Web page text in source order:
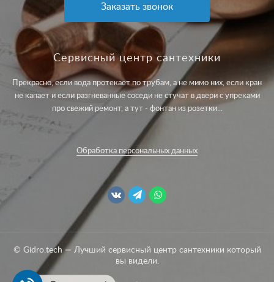
Заказать звонок
Сервисный центр сантехники
Прекрасно, если вода протекает по трубам, а не мимо них, если кран
не капает и если разгневанные соседи не стучат в двери с упреками
про свежий ремонт, а тут - фонтан из розетки...
Обработка персональных данных
© Gidro.tech — Лучший сервисный центр сантехники который
вы видели.